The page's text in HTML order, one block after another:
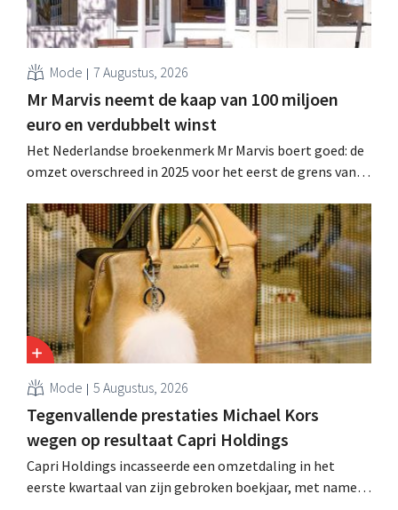
Mode 7 Augustus, 2026
Mr Marvis neemt de kaap van 100 miljoen
euro en verdubbelt winst
Het Nederlandse broekenmerk Mr Marvis boert goed: de
omzet overschreed in 2025 voor het eerst de grens van
marketinginvesteringen blijken te lonen.
Mode 5 Augustus, 2026
Tegenvallende prestaties Michael Kors
wegen op resultaat Capri Holdings
Capri Holdings incasseerde een omzetdaling in het
eerste kwartaal van zijn gebroken boekjaar, met name